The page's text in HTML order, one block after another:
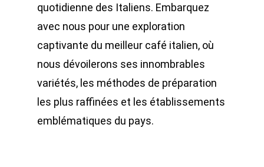
quotidienne des Italiens. Embarquez
avec nous pour une exploration
captivante du meilleur café italien, où
nous dévoilerons ses innombrables
variétés, les méthodes de préparation
les plus raffinées et les établissements
emblématiques du pays.